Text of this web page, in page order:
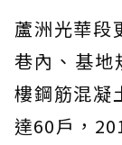
蘆洲光華段
巷內、基地
樓鋼筋混凝
達60戶，